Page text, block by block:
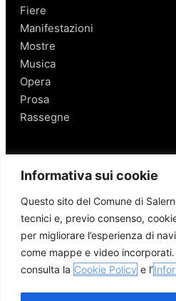
Informativa sui cookie
Questo sito del Comune di
tecnici e, previo consenso,
per migliorare l’esperienza di
come mappe e video
consulta la Cookie Policy e l’
Fiere
Manifestazioni
Mostre
Musica
Opera
Prosa
Rassegne
Salerno
Personaggi
Enogastronomia
Mobilità a Salerno
Luoghi nei Dintorni
Link utili